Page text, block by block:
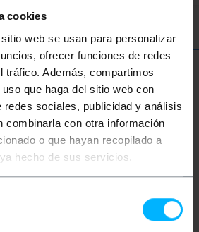
cookies
web se usan para personalizar
ofrecer funciones de redes
tráfico. Además, compartimos
que haga del sitio web con
redes sociales, publicidad y análisis
combinarla con otra información
o que hayan recopilado a
hecho de sus servicios.
(MMF) simplex 50µm
geoptimaliseerd voor laser, met
met een kerndiameter van 50